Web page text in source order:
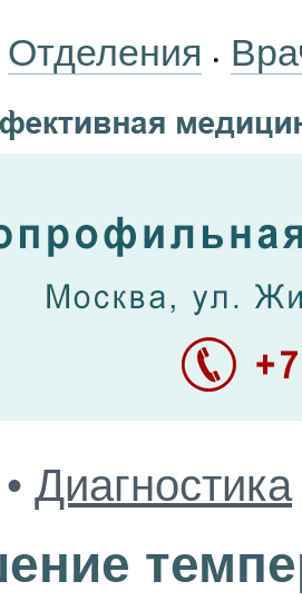
Отделения •
• Диагностика